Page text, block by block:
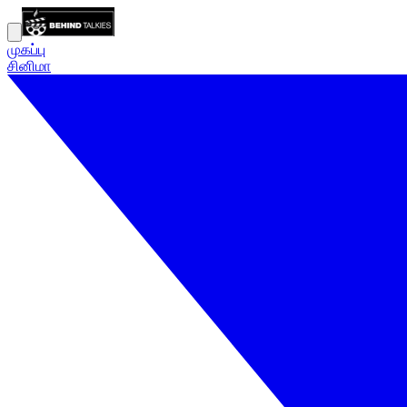
முகப்பு
சினிமா